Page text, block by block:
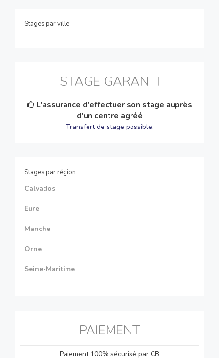
Stages par ville
STAGE GARANTI
L'assurance d'effectuer son stage auprès
d'un centre agréé
Transfert de stage possible.
Stages par région
Calvados
Eure
Manche
Orne
Seine-Maritime
PAIEMENT
Paiement 100% sécurisé par CB